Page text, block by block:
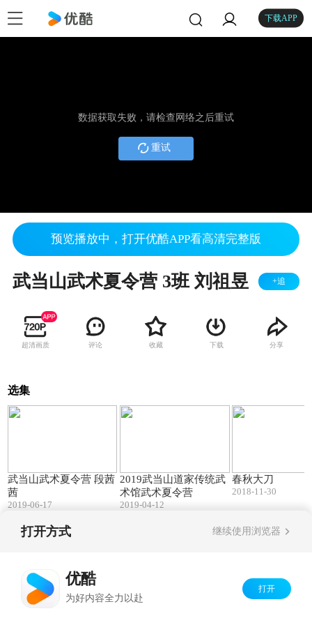
下载APP
数据获取失败，请检查网络之后重试
重试
预览播放中，打开优酷APP看高清完整版
武当山武术夏令营 3班 刘祖昱 +追
超清画质 评论 收藏 下载 分享
选集
武当山武术夏令营 段茜
茜
2019-06-17
2019武当山道家传统武
术馆武术夏令营
2019-04-12
春秋大刀
2018-11-30
打开方式 继续使用浏览器
优酷
为好内容全力以赴
打开